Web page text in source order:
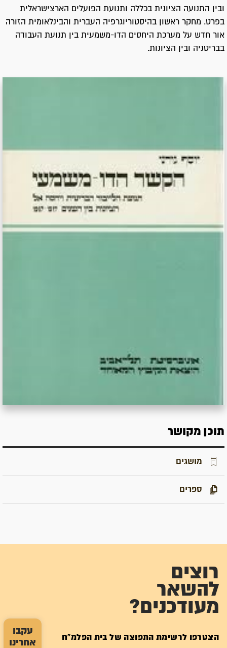
עקבו
אחרינו
ובין התנועה הציונית בכללה ותנועת הפועלים הארצישראלית
בפרט. מחקר ראשון בהיסטוריוגרפיה העברית והבינלאומית הזורה
אור חדש על מערכת היחסים הדו-משמעית בין תנועת העבודה
בבריטניה ובין הציונות.
תוכן מקושר
מושגים
ספרים
רוצים
להשאר
מעודכנים?
הצטרפו לרשימת התפוצה של בית הפלמ"ח